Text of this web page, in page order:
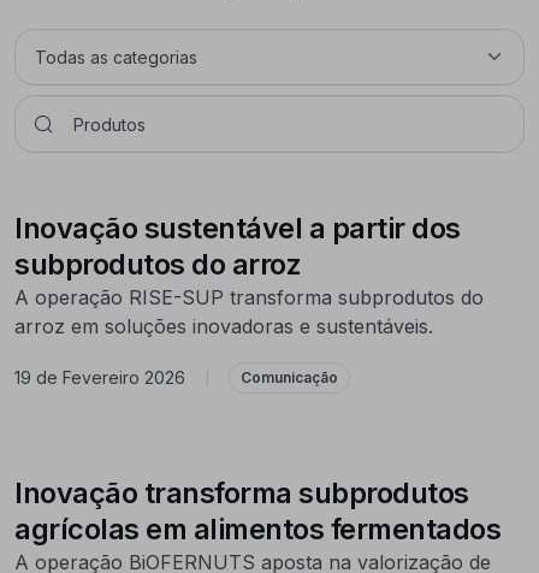
Inovação sustentável a partir dos
subprodutos do arroz
A operação RISE-SUP transforma subprodutos do
arroz em soluções inovadoras e sustentáveis.
19 de Fevereiro 2026 Comunicação
Inovação transforma subprodutos
agrícolas em alimentos fermentados
A operação BiOFERNUTS aposta na valorização de